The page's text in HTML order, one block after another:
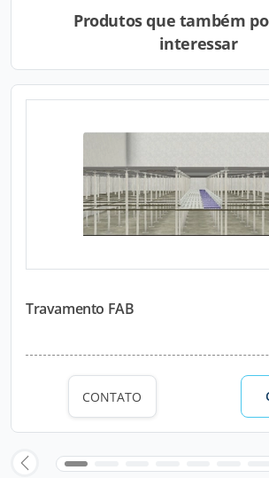
Produtos que também
interessar
Travamento FAB
CONTATO